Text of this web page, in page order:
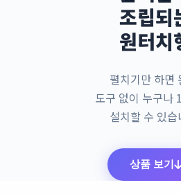
조립되
원터치
펼치기만 하면
도구 없이 누구나
설치할 수 있습
상품 보기